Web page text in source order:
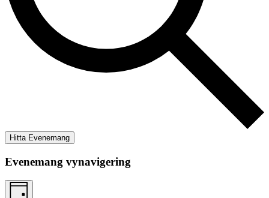
Hitta Evenemang
Evenemang vynavigering